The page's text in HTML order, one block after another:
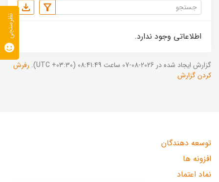
اطلاعاتی وجود ندارد.
گزارش ایجاد شده در 2026-08-07 ساعت 08:41:49 (UTC +03:30).
رفرش
کردن گزارش
توسعه دهندگان
افزونه ها
نماد اعتماد
نظرسنجی